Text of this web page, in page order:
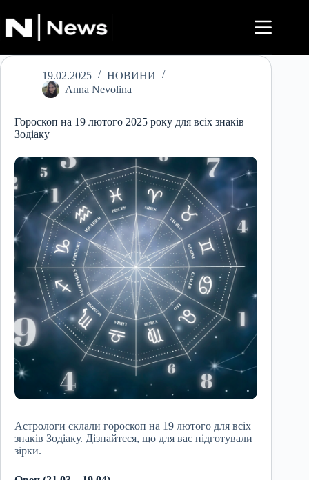
до
вмісту
19.02.2025
НОВИНИ
Anna Nevolina
Гороскоп на 19 лютого 2025 року для всіх знаків
Зодіаку
Астрологи склали гороскоп на 19 лютого для всіх
знаків Зодіаку. Дізнайтеся, що для вас підготували
зірки.